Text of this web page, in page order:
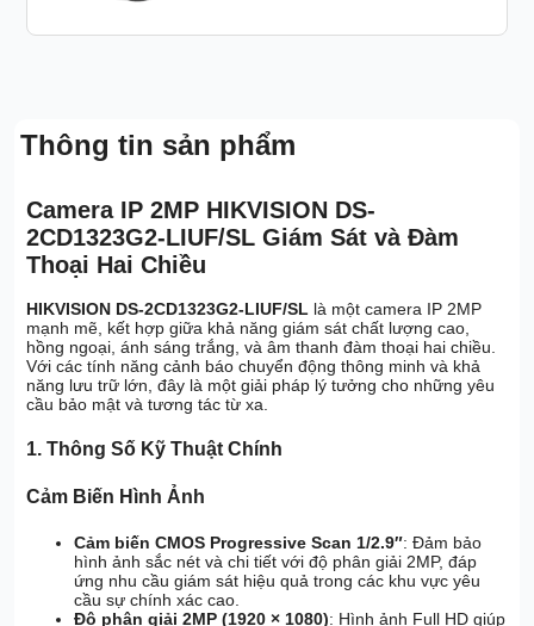
Thông tin sản phẩm
Camera IP 2MP HIKVISION DS-
2CD1323G2-LIUF/SL Giám Sát và Đàm
Thoại Hai Chiều
HIKVISION DS-2CD1323G2-LIUF/SL là một camera IP 2MP
mạnh mẽ, kết hợp giữa khả năng giám sát chất lượng cao,
hồng ngoại, ánh sáng trắng, và âm thanh đàm thoại hai chiều.
Với các tính năng cảnh báo chuyển động thông minh và khả
năng lưu trữ lớn, đây là một giải pháp lý tưởng cho những yêu
cầu bảo mật và tương tác từ xa.
1. Thông Số Kỹ Thuật Chính
Cảm Biến Hình Ảnh
Cảm biến CMOS Progressive Scan 1/2.9″: Đảm bảo
hình ảnh sắc nét và chi tiết với độ phân giải 2MP, đáp
ứng nhu cầu giám sát hiệu quả trong các khu vực yêu
cầu sự chính xác cao.
Độ phân giải 2MP (1920 × 1080): Hình ảnh Full HD giúp